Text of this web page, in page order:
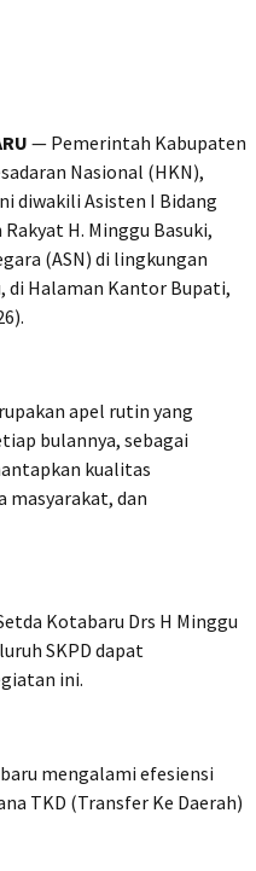
— Pemerintah Kabupaten
Nasional (HKN),
diwakili Asisten I Bidang
H. Minggu Basuki,
(ASN) di lingkungan
di Halaman Kantor Bupati,
apel rutin yang
bulannya, sebagai
kualitas
masyarakat, dan
Kotabaru Drs H Minggu
SKPD dapat
ini.
mengalami efesiensi
TKD (Transfer Ke Daerah)